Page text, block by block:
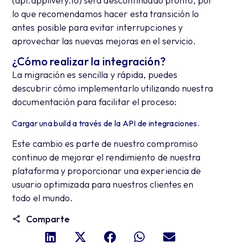
lo que recomendamos hacer esta transición lo
antes posible para evitar interrupciones y
aprovechar las nuevas mejoras en el servicio.
¿Cómo realizar la integración?
La migración es sencilla y rápida, puedes
descubrir cómo implementarlo utilizando nuestra
documentación para facilitar el proceso:
Cargar una build a través de la API de integraciones.
Este cambio es parte de nuestro compromiso
continuo de mejorar el rendimiento de nuestra
plataforma y proporcionar una experiencia de
usuario optimizada para nuestros clientes en
todo el mundo.
Comparte